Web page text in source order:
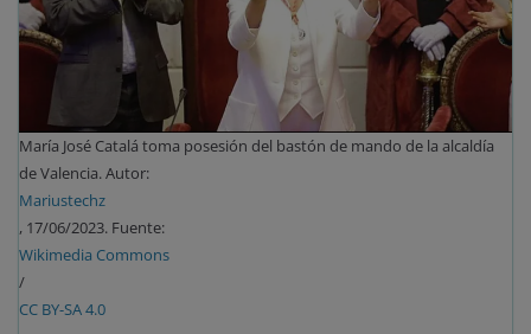
María José Catalá toma posesión del bastón de mando de la alcaldía
de Valencia. Autor:
Mariustechz
, 17/06/2023. Fuente:
Wikimedia Commons
/
CC BY-SA 4.0